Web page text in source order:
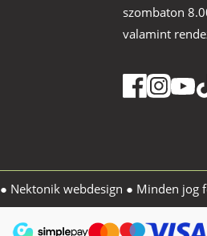
szombaton
valamint
Nektonik webdesign ● Minden jog